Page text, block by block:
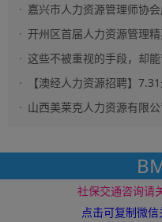
嘉兴市人力资源管理师协
开州区首届人力资源管理
这些不被重视的手段，却
【澳经人力资源招聘】
山西美莱克人力资源有限
社保资讯网 版
www.12333i.com ©2016 电
社保交通咨询请
点击可复制微